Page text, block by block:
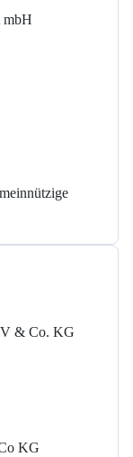
mbH
& Co. KG
KG